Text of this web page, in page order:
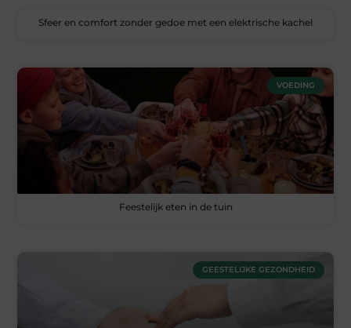
Sfeer en comfort zonder gedoe met een elektrische kachel
VOEDING
Feestelijk eten in de tuin
GEESTELIJKE GEZONDHEID